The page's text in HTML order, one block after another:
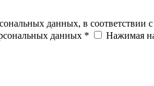
данных, в
данных *
Нажимая